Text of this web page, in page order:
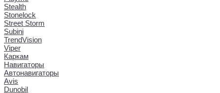
Stealth
Stonelock
Street Storm
Subini
TrendVision
Viper
Каркам
Навигаторы
Автонавигаторы
Avis
Dunobil